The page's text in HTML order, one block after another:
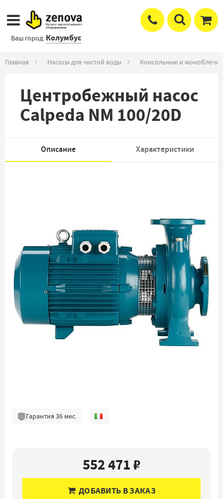
Ваш город: Колумбус
Главная Насосы для чистой воды Консольные и
Центробежный насос
Calpeda NM 100/20D
Описание Характеристики
Гарантия 36мес.
552 471 ₽
ДОБАВИТЬ В ЗАКАЗ